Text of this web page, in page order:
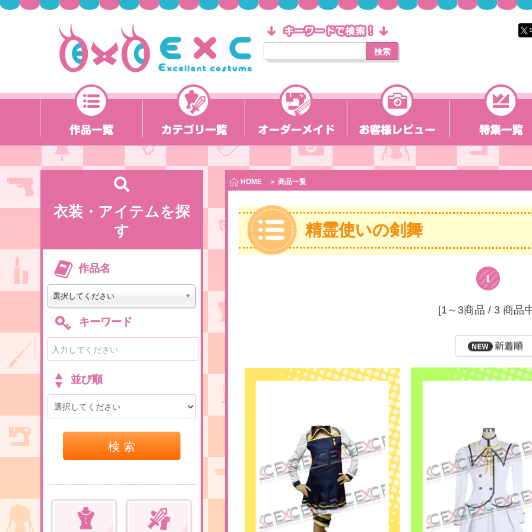
検索
HOME ＞ 商品一覧
精霊使いの剣舞
1
[1～3商品 / 3 商品
衣装・アイテムを探
す
作品名
選択してください
キーワード
並び順
検 索